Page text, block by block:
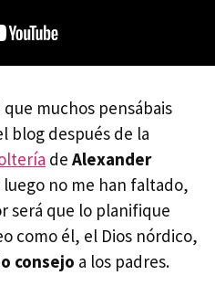
muchos pensábais
blog después de la
de Alexander
luego no me han faltado,
será que lo planifique
como él, el Dios nórdico,
consejo a los padres.